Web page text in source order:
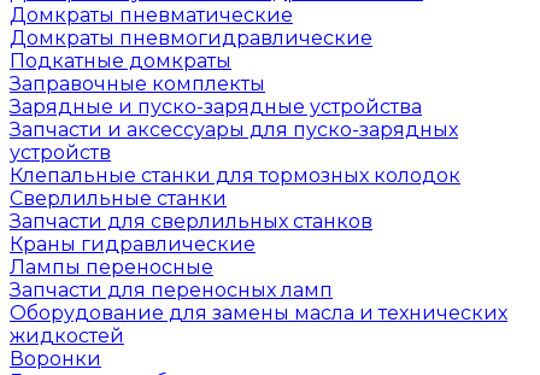
Домкраты пневматические
Домкраты пневмогидравлические
Подкатные домкраты
Заправочные комплекты
Зарядные и пуско-зарядные устройства
Запчасти и аксессуары для пуско-зарядных
устройств
Клепальные станки для тормозных колодок
Сверлильные станки
Запчасти для сверлильных станков
Краны гидравлические
Лампы переносные
Запчасти для переносных ламп
Оборудование для замены масла и технических
жидкостей
Воронки